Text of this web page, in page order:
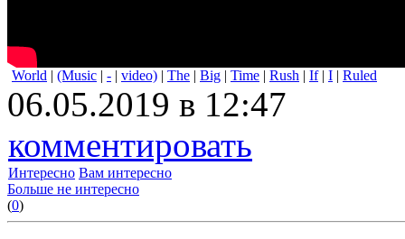
World | (Music | - | video) | The | Big | Time | Rush | If| I | Ruled
06.05.2019 в 12:47
комментировать
Интересно Вам интересно
Больше не интересно
(0)